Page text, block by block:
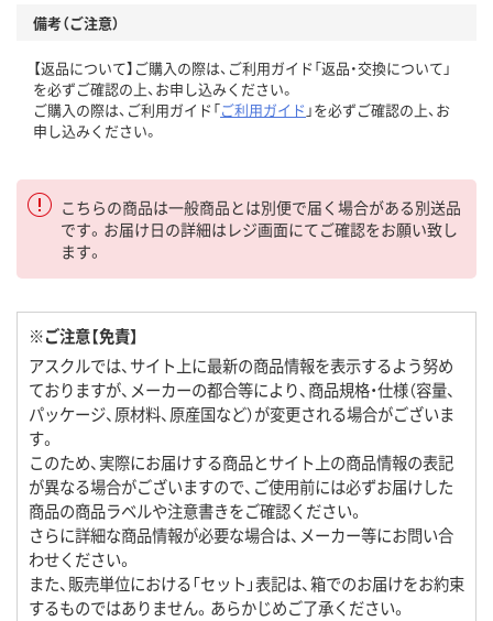
備考（ご注意）
【返品について】ご購入の際は、ご利用ガイド「返品・交換について」
を必ずご確認の上、お申し込みください。
ご購入の際は、ご利用ガイド「ご利用ガイド 」を必ずご確認の上、お
申し込みください。
こちらの商品は一般商品とは別便で届く場合がある別送品
です。お届け日の詳細はレジ画面にてご確認をお願い致し
ます。
※ご注意【免責】
アスクルでは、サイト上に最新の商品情報を表示するよう努め
ておりますが、メーカーの都合等により、商品規格・仕様（容量、
パッケージ、原材料、原産国など）が変更される場合がございま
す。
このため、実際にお届けする商品とサイト上の商品情報の表記
が異なる場合がございますので、ご使用前には必ずお届けした
商品の商品ラベルや注意書きをご確認ください。
さらに詳細な商品情報が必要な場合は、メーカー等にお問い合
わせください。
また、販売単位における「セット」表記は、箱でのお届けをお約束
するものではありません。あらかじめご了承ください。